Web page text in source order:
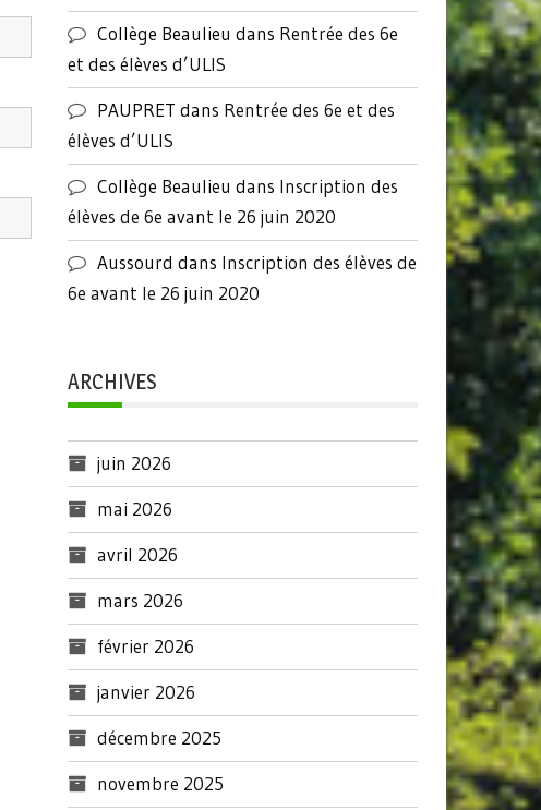
Collège Beaulieu dans Rentrée des 6e
et des élèves d’ULIS
PAUPRET dans Rentrée des 6e et des
élèves d’ULIS
Collège Beaulieu dans Inscription des
élèves de 6e avant le 26 juin 2020
Aussourd dans Inscription des élèves de
6e avant le 26 juin 2020
ARCHIVES
juin 2026
mai 2026
avril 2026
mars 2026
février 2026
janvier 2026
décembre 2025
novembre 2025